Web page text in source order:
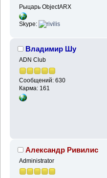
Рыцарь ObjectARX
Skype:
Владимир Шу
ADN Club
Сообщений: 630
Карма: 161
Александр Ривилис
Administrator